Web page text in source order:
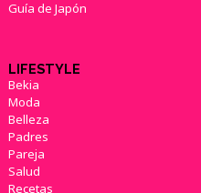
Guía de Japón
LIFESTYLE
Bekia
Moda
Belleza
Padres
Pareja
Salud
Recetas